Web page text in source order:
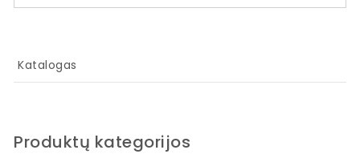
Katalogas
Produktų kategorijos